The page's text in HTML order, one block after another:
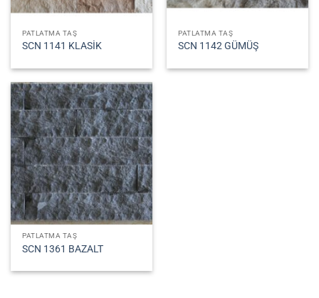
PATLATMA TAŞ
SCN 1141 KLASİK
PATLATMA TAŞ
SCN 1142 GÜMÜŞ
PATLATMA TAŞ
SCN 1361 BAZALT